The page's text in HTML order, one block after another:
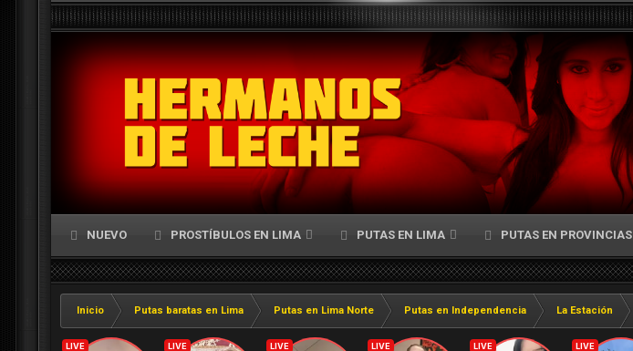
NUEVO PROSTÍBULOS EN LIMA PUTAS EN LIMA PUTAS EN PROVINCIAS
Inicio Putas baratas en Lima Putas en Lima Norte Putas en Independencia La Estación